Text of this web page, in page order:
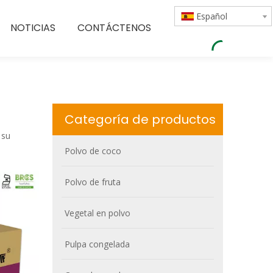
NOTICIAS CONTÁCTENOS
Español
Categoría de productos
Polvo de coco
Polvo de fruta
Vegetal en polvo
Pulpa congelada